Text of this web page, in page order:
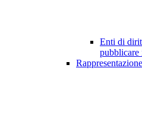
Enti di
pubblicare